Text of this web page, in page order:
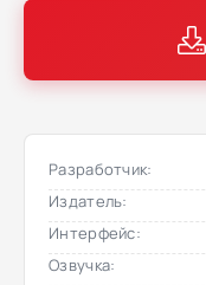
Разработчик:
Издатель:
Интерфейс:
Озвучка: